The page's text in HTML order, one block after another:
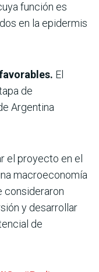
función es
en la epidermis
El
de
Argentina
el proyecto en el
macroeconomía
consideraron
y desarrollar
de